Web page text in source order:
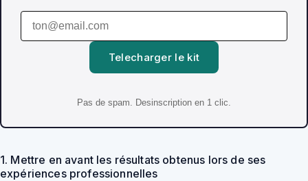
Telecharger le kit
Pas de spam. Desinscription en 1 clic.
1. Mettre en avant les résultats obtenus lors de ses
expériences professionnelles